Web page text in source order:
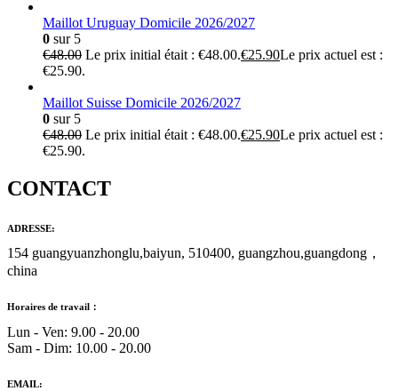
Maillot Uruguay Domicile 2026/2027
0 sur 5
€48.00 Le prix initial était : €48.00.€25.90Le prix actuel est :
€25.90.
Maillot Suisse Domicile 2026/2027
0 sur 5
€48.00 Le prix initial était : €48.00.€25.90Le prix actuel est :
€25.90.
CONTACT
ADRESSE:
154 guangyuanzhonglu,baiyun, 510400, guangzhou,guangdong，
china
Horaires de travail：
Lun - Ven: 9.00 - 20.00
Sam - Dim: 10.00 - 20.00
EMAIL: